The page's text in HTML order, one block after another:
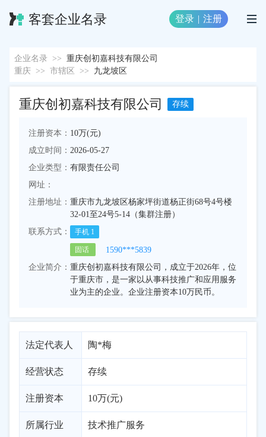
客套企业名录 登录 | 注册
企业名录 >> 重庆创初嘉科技有限公司
重庆 >> 市辖区 >> 九龙坡区
重庆创初嘉科技有限公司 存续
注册资本： 10万(元)
成立时间： 2026-05-27
企业类型： 有限责任公司
网址：
注册地址： 重庆市九龙坡区杨家坪街道杨正街68号4号楼
32-01至24号5-14（集群注册）
联系方式：
手机 1
固话
1590***5839
企业简介： 重庆创初嘉科技有限公司，成立于2026年，位
于重庆市，是一家以从事科技推广和应用服务
业为主的企业。企业注册资本10万民币。
法定代表人 陶*梅
经营状态 存续
注册资本 10万(元)
所属行业 技术推广服务